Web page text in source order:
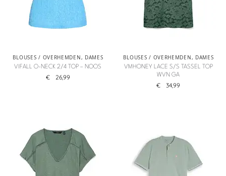
BLOUSES / OVERHEMDEN, DAMES
VIFALL O-NECK 2/4 TOP – NOOS
€ 26,99
BLOUSES / OVERHEMDEN, DAMES
VMHONEY LACE S/S TASSEL TOP
WVN GA
€ 34,99